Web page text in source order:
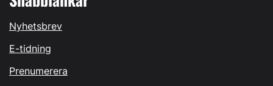
Nyhetsbrev
E-tidning
Prenumerera